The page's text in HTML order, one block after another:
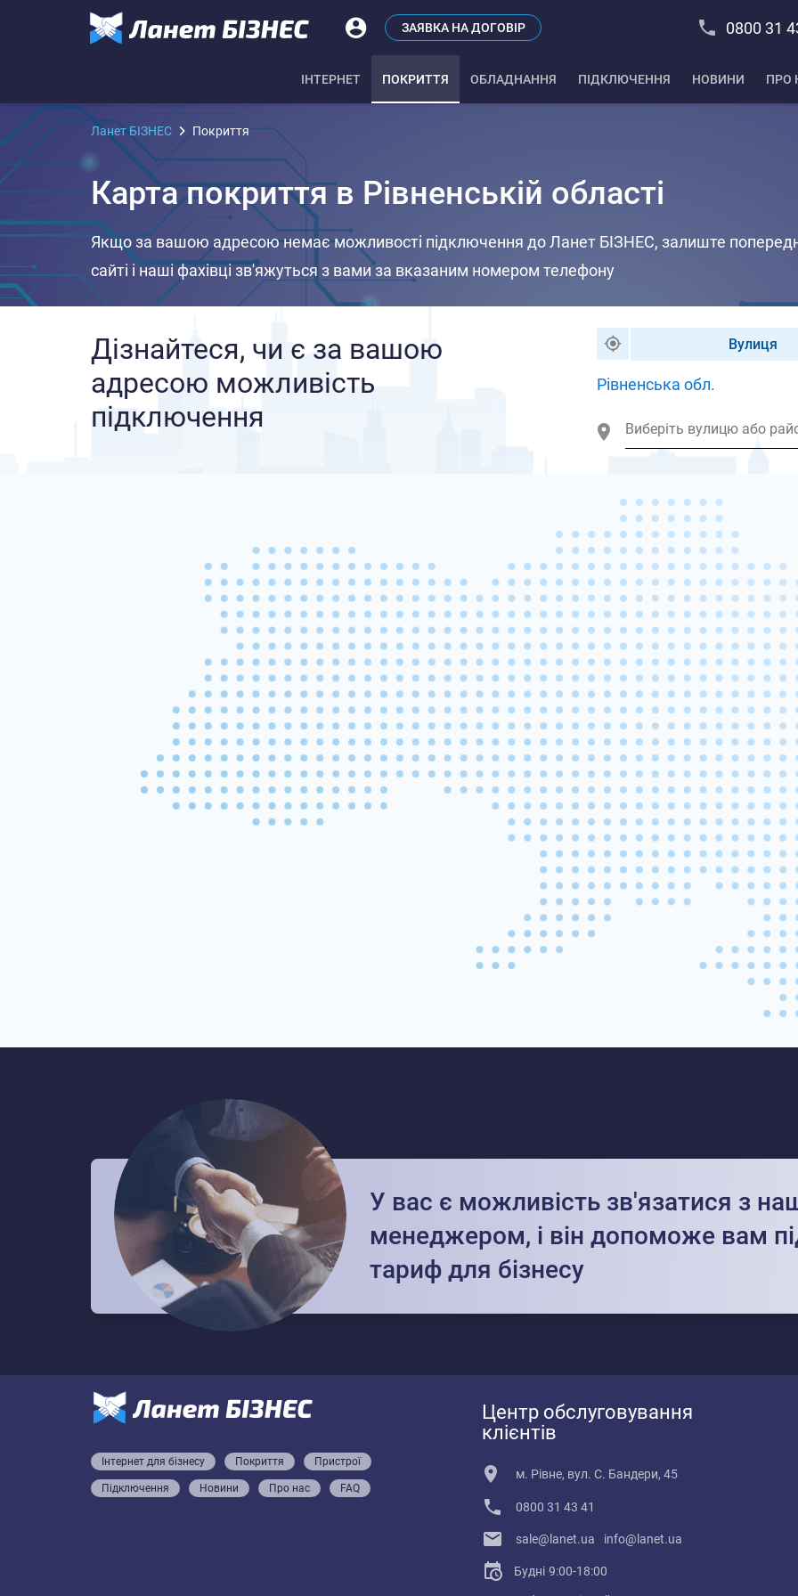
ЗАЯВКА НА ДОГОВІР 0800 31
IНТЕРНЕТ ПОКРИТТЯ ОБЛАДНАННЯ ПІДКЛЮЧЕННЯ НОВИНИ ПРО
Ланет БІЗНЕС Покриття
Карта покриття в Рівненській області
Якщо за вашою адресою немає можливості підключення до Ланет БІЗНЕС, залиште
сайті і наші фахівці зв'яжуться з вами за вказаним номером телефону
Дізнайтеся, чи є за вашою
адресою можливiсть
підключення
Вулиця
Рівненська обл.
Виберіть вулицю або
2
2
2
У вас є можливість зв'язатися з
менеджером, і він допоможе вам
тариф для бізнесу
Інтернет для бізнесу Покриття Пристрої
Підключення Новини Про нас FAQ
Центр обслуговування
клієнтів
м. Рівне, вул. С. Бандери, 45
0800 31 43 41
sale@lanet.ua info@lanet.ua
Будні 9:00-18:00